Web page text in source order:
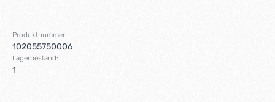
Produktnummer:
102055750006
Lagerbestand:
1